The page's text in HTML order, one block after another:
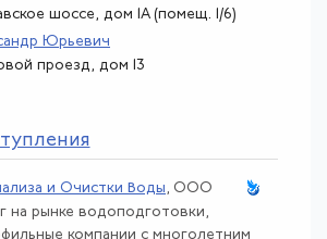
шоссе, дом 1А (помещ. 1/6)
Юрьевич
проезд, дом 13
и Очистки Воды , ООО
на рынке водоподготовки,
компании с многолетним